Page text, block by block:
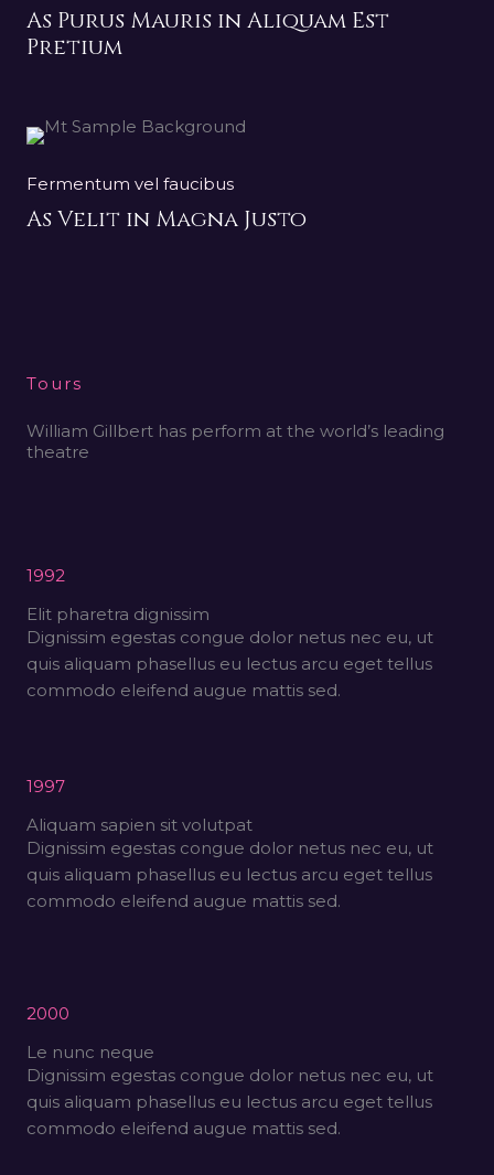
As Purus Mauris in Aliquam Est
Pretium
Fermentum vel faucibus
As Velit in Magna Justo
Tours
William Gillbert has perform at the world’s leading
theatre
1992
Elit pharetra dignissim
Dignissim egestas congue dolor netus nec eu, ut
quis aliquam phasellus eu lectus arcu eget tellus
commodo eleifend augue mattis sed.
1997
Aliquam sapien sit volutpat
Dignissim egestas congue dolor netus nec eu, ut
quis aliquam phasellus eu lectus arcu eget tellus
commodo eleifend augue mattis sed.
2000
Le nunc neque
Dignissim egestas congue dolor netus nec eu, ut
quis aliquam phasellus eu lectus arcu eget tellus
commodo eleifend augue mattis sed.